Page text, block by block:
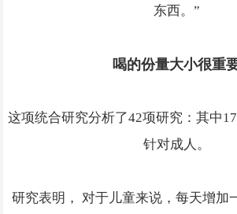
东西。”
喝的份量大小很重
这项统合研究分析了42项研究：其中
针对成人。
研究表明， 对于儿童来说，每天增加